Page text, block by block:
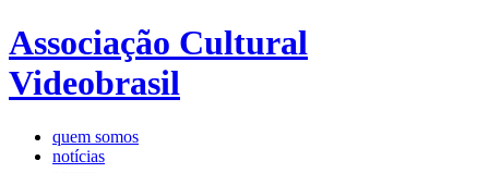
Associação Cultural
Videobrasil
quem somos
notícias